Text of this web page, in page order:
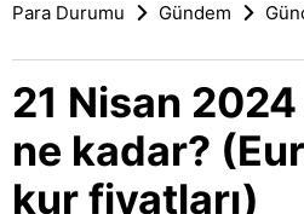
Para Durumu Gündem
21 Nisan
ne kadar?
kur fiyatları)